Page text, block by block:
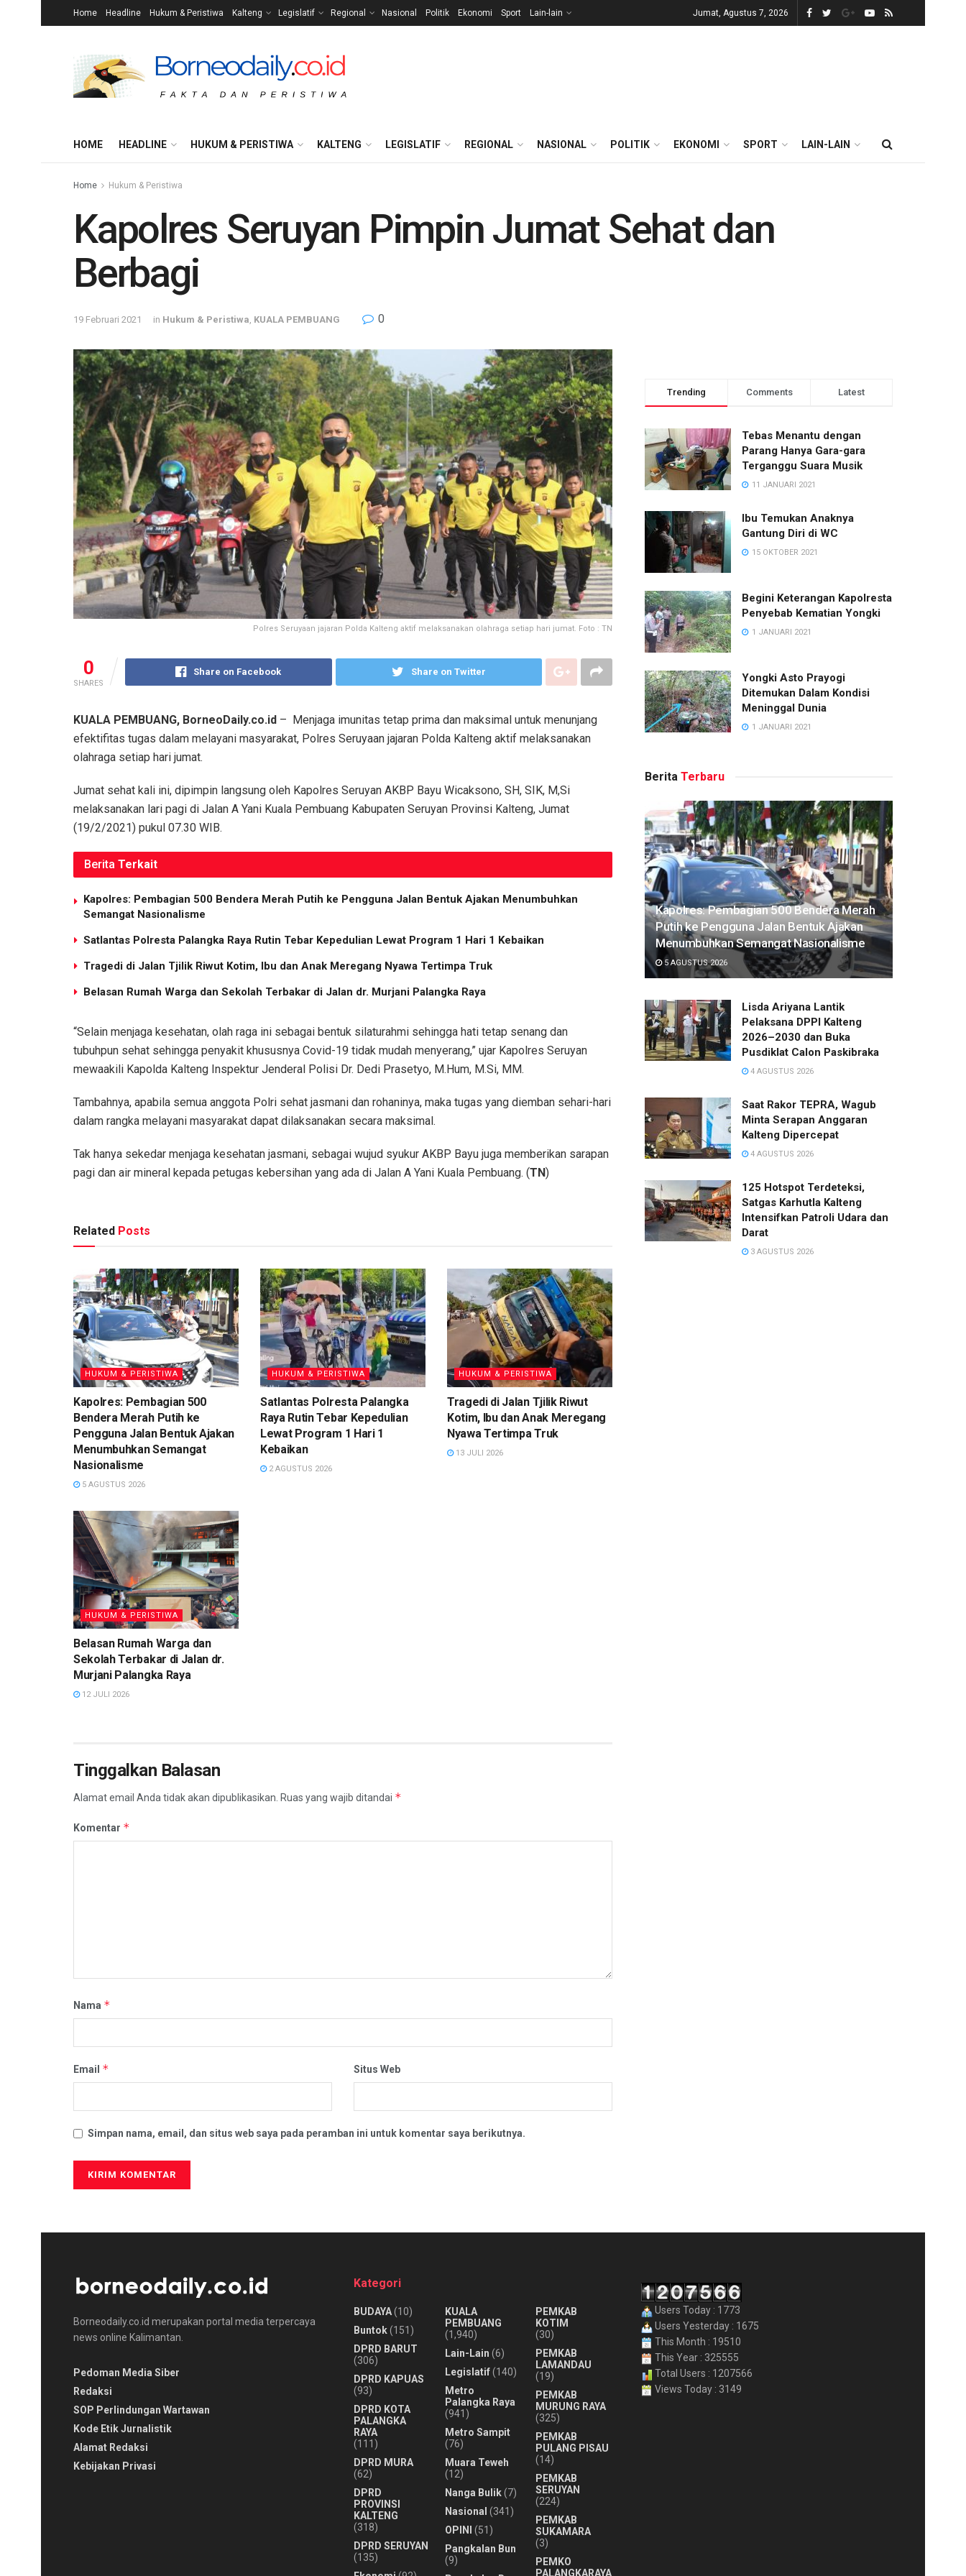
Home Headline Hukum & Peristiwa Kalteng Legislatif Regional Nasional Politik Ekonomi Sport Lain-lain Jumat, Agustus 7, 2026
HOME HEADLINE HUKUM & PERISTIWA KALTENG LEGISLATIF REGIONAL NASIONAL POLITIK EKONOMI SPORT LAIN-LAIN
Home Hukum & Peristiwa
Kapolres Seruyan Pimpin Jumat Sehat dan
Berbagi
19 Februari 2021 in Hukum & Peristiwa, KUALA PEMBUANG 0
Polres Seruyaan jajaran Polda Kalteng aktif melaksanakan olahraga setiap hari jumat. Foto : TN
0
SHARES
Share on Facebook Share on Twitter
KUALA PEMBUANG, BorneoDaily.co.id – Menjaga imunitas tetap prima dan maksimal untuk menunjang
efektifitas tugas dalam melayani masyarakat, Polres Seruyaan jajaran Polda Kalteng aktif melaksanakan
olahraga setiap hari jumat.
Jumat sehat kali ini, dipimpin langsung oleh Kapolres Seruyan AKBP Bayu Wicaksono, SH, SIK, M,Si
melaksanakan lari pagi di Jalan A Yani Kuala Pembuang Kabupaten Seruyan Provinsi Kalteng, Jumat
(19/2/2021) pukul 07.30 WIB.
Berita Terkait
Kapolres: Pembagian 500 Bendera Merah Putih ke Pengguna Jalan Bentuk Ajakan Menumbuhkan
Semangat Nasionalisme
Satlantas Polresta Palangka Raya Rutin Tebar Kepedulian Lewat Program 1 Hari 1 Kebaikan
Tragedi di Jalan Tjilik Riwut Kotim, Ibu dan Anak Meregang Nyawa Tertimpa Truk
Belasan Rumah Warga dan Sekolah Terbakar di Jalan dr. Murjani Palangka Raya
“Selain menjaga kesehatan, olah raga ini sebagai bentuk silaturahmi sehingga hati tetap senang dan
tubuhpun sehat sehingga penyakit khususnya Covid-19 tidak mudah menyerang,” ujar Kapolres Seruyan
mewaakili Kapolda Kalteng Inspektur Jenderal Polisi Dr. Dedi Prasetyo, M.Hum, M.Si, MM.
Tambahnya, apabila semua anggota Polri sehat jasmani dan rohaninya, maka tugas yang diemban sehari-hari
dalam rangka melayani masyarakat dapat dilaksanakan secara maksimal.
Tak hanya sekedar menjaga kesehatan jasmani, sebagai wujud syukur AKBP Bayu juga memberikan sarapan
pagi dan air mineral kepada petugas kebersihan yang ada di Jalan A Yani Kuala Pembuang. (TN)
Related Posts
HUKUM & PERISTIWA
Kapolres: Pembagian 500
Bendera Merah Putih ke
Pengguna Jalan Bentuk Ajakan
Menumbuhkan Semangat
Nasionalisme
5 AGUSTUS 2026
HUKUM & PERISTIWA
Satlantas Polresta Palangka
Raya Rutin Tebar Kepedulian
Lewat Program 1 Hari 1
Kebaikan
2 AGUSTUS 2026
HUKUM & PERISTIWA
Tragedi di Jalan Tjilik Riwut
Kotim, Ibu dan Anak Meregang
Nyawa Tertimpa Truk
13 JULI 2026
HUKUM & PERISTIWA
Belasan Rumah Warga dan
Sekolah Terbakar di Jalan dr.
Murjani Palangka Raya
12 JULI 2026
Tinggalkan Balasan
Alamat email Anda tidak akan dipublikasikan. Ruas yang wajib ditandai *
Komentar *
Nama *
Email * Situs Web
Simpan nama, email, dan situs web saya pada peramban ini untuk komentar saya berikutnya.
Trending Comments Latest
Tebas Menantu dengan
Parang Hanya Gara-gara
Terganggu Suara Musik
11 JANUARI 2021
Ibu Temukan Anaknya
Gantung Diri di WC
15 OKTOBER 2021
Begini Keterangan Kapolresta
Penyebab Kematian Yongki
1 JANUARI 2021
Yongki Asto Prayogi
Ditemukan Dalam Kondisi
Meninggal Dunia
1 JANUARI 2021
Berita Terbaru
Kapolres: Pembagian 500 Bendera Merah
Putih ke Pengguna Jalan Bentuk Ajakan
Menumbuhkan Semangat Nasionalisme
5 AGUSTUS 2026
Lisda Ariyana Lantik
Pelaksana DPPI Kalteng
2026–2030 dan Buka
Pusdiklat Calon Paskibraka
4 AGUSTUS 2026
Saat Rakor TEPRA, Wagub
Minta Serapan Anggaran
Kalteng Dipercepat
4 AGUSTUS 2026
125 Hotspot Terdeteksi,
Satgas Karhutla Kalteng
Intensifkan Patroli Udara dan
Darat
3 AGUSTUS 2026
Borneodaily.co.id merupakan portal media terpercaya
news online Kalimantan.
Pedoman Media Siber
Redaksi
SOP Perlindungan Wartawan
Kode Etik Jurnalistik
Alamat Redaksi
Kebijakan Privasi
Kategori
BUDAYA(10)
Buntok(151)
DPRD BARUT
(306)
DPRD KAPUAS
(93)
DPRD KOTA
PALANGKA
RAYA
(111)
DPRD MURA
(62)
DPRD
PROVINSI
KALTENG
(318)
DPRD SERUYAN
(135)
KUALA
PEMBUANG
(1,940)
Lain-Lain (6)
Legislatif(140)
Metro
Palangka Raya
(941)
Metro Sampit
(76)
Muara Teweh
(12)
Nanga Bulik(7)
Nasional (341)
OPINI
(51)
Pangkalan Bun
(9)
PEMKAB
KOTIM
(30)
PEMKAB
LAMANDAU
(19)
PEMKAB
MURUNG RAYA
(325)
PEMKAB
PULANG PISAU
(14)
PEMKAB
SERUYAN
(224)
PEMKAB
SUKAMARA
(3)
PEMKO
PALANGKARAYA
Users Today : 1773
Users Yesterday : 1675
This Month : 19510
This Year : 325555
Total Users : 1207566
Views Today : 3149